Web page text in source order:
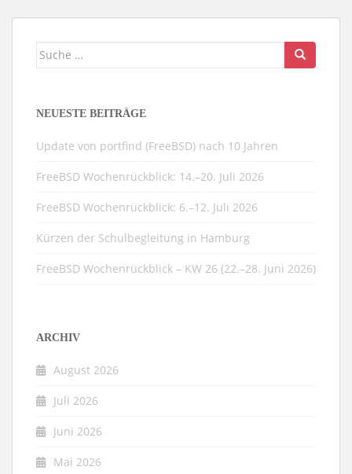
Suche
NEUESTE BEITRÄGE
Update von portfind (FreeBSD) nach 10 Jahren
FreeBSD Wochenrückblick: 14.–20. Juli 2026
FreeBSD Wochenrückblick: 6.–12. Juli 2026
Kürzen der Schulbegleitung in Hamburg
FreeBSD Wochenrückblick – KW 26 (22.–28. Juni 2026)
ARCHIV
August 2026
Juli 2026
Juni 2026
Mai 2026